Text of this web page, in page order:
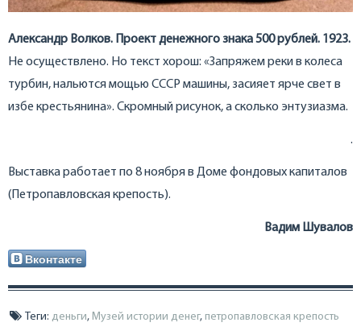
Александр Волков. Проект денежного знака 500 рублей. 1923.
Не осуществлено. Но текст хорош: «Запряжем реки в колеса
турбин, нальются мощью СССР машины, засияет ярче свет в
избе крестьянина». Скромный рисунок, а сколько энтузиазма.
.
Выставка работает по 8 ноября в Доме фондовых капиталов
(Петропавловская крепость).
Вадим Шувалов
Вконтакте
Теги: деньги, Музей истории денег, петропавловская крепость